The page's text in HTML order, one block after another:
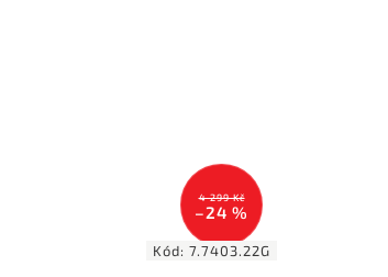
4 299 Kč
–24 %
Kód:7.7403.22G